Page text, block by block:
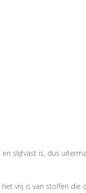
slijtvast is, dus
vrij is van stoffen